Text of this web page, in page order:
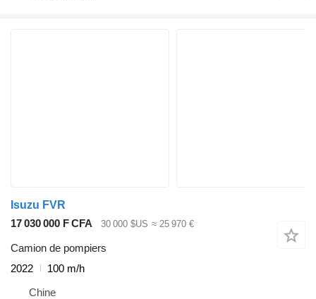
Isuzu FVR
17 030 000 F CFA
30 000 $US ≈ 25 970 €
Camion de pompiers
2022
100 m/h
Chine